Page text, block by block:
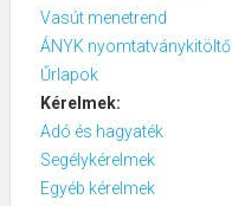
Vasút menetrend
ÁNYK nyomtatványkitöltő
Űrlapok
Kérelmek:
Adó és hagyaték
Segélykérelmek
Egyéb kérelmek